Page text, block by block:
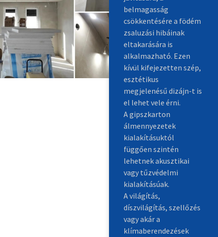
belmagasság
csökkentésére a födém
zsaluzási hibáinak
eltakarására is
alkalmazható. Ezen
kívül kifejezetten szép,
esztétikus
megjelenésű dizájn-t is
el lehet vele érni.
A gipszkarton
álmennyezetek
kialakításuktól
függően szintén
lehetnek akusztikai
vagy tűzvédelmi
kialakításúak.
A világítás,
díszvilágítás, szellőzés
vagy akár a
klímaberendezések